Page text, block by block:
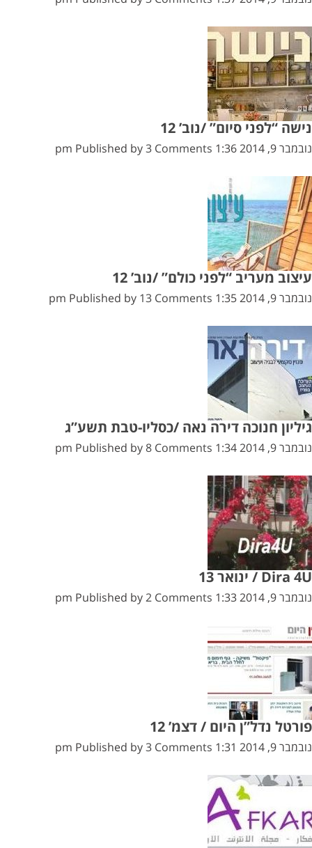
נישה “לפני סיום” /נוב’ 12
נובמבר 9, 2014 1:36 pm Published by 3 Comments
עיצוב מעריב “לפני כולם” /נוב’ 12
נובמבר 9, 2014 1:35 pm Published by 13 Comments
גיליון חנוכה דירה נאה /כסליו-טבת תשע”ג
נובמבר 9, 2014 1:34 pm Published by 8 Comments
Dira 4U / ינואר 13
נובמבר 9, 2014 1:33 pm Published by 2 Comments
פורטל נדל”ן היום / דצמ’ 12
נובמבר 9, 2014 1:31 pm Published by 3 Comments